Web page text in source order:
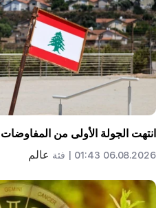
انتهت الجولة الأولى من
06.08.2026 01:43 | فئة عالم